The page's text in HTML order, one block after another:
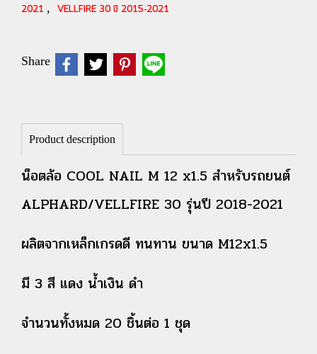
2021 , VELLFIRE 30 ปี 2015-2021
Share
Product description
น็อตล้อ COOL NAIL M 12 x1.5 สำหรับรถยนต์
ALPHARD/VELLFIRE 30 รุ่นปี 2018-2021
ผลิตจากเหล็กเกรดดี ทนทาน ขนาด M12x1.5
มี 3 สี แดง น้ำเงิน ดำ
จำนวนทั้งหมด 20 ชิ้นต่อ 1 ชุด